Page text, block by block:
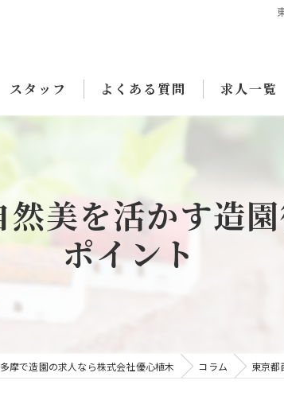
スタッフ よくある質問 求人一覧
美を活かす造
ポイント
摩で造園の求人なら株式会社優心植木 コラム 東京都